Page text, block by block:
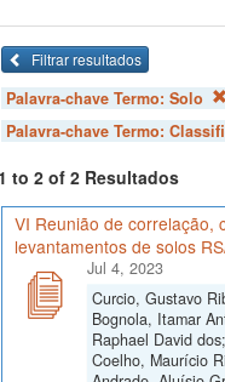
Filtrar resultados
Palavra-chave Termo: Solo
Palavra-chave Termo:
to 2 of 2 Resultados
VI Reunião de correlação,
levantamentos de solos
Jul 4, 2023
Curcio, Gustavo
Bognola, Itamar
Raphael David
Coelho, Maurício